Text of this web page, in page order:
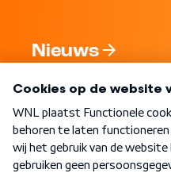
Nieuws
Nieuwsbrief
Word Lid